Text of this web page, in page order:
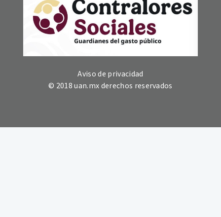
Aviso de privacidad
© 2018 uan.mx derechos reservados